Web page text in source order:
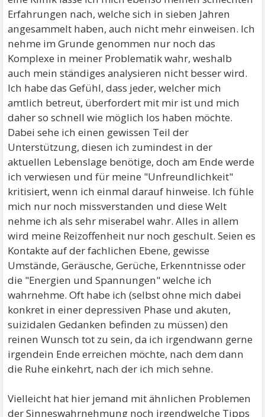
Erfahrungen nach, welche sich in sieben Jahren
angesammelt haben, auch nicht mehr einweisen. Ich
nehme im Grunde genommen nur noch das
Komplexe in meiner Problematik wahr, weshalb
auch mein ständiges analysieren nicht besser wird.
Ich habe das Gefühl, dass jeder, welcher mich
amtlich betreut, überfordert mit mir ist und mich
daher so schnell wie möglich los haben möchte.
Dabei sehe ich einen gewissen Teil der
Unterstützung, diesen ich zumindest in der
aktuellen Lebenslage benötige, doch am Ende werde
ich verwiesen und für meine "Unfreundlichkeit"
kritisiert, wenn ich einmal darauf hinweise. Ich fühle
mich nur noch missverstanden und diese Welt
nehme ich als sehr miserabel wahr. Alles in allem
wird meine Reizoffenheit nur noch geschult. Seien es
Kontakte auf der fachlichen Ebene, gewisse
Umstände, Geräusche, Gerüche, Erkenntnisse oder
die "Energien und Spannungen" welche ich
wahrnehme. Oft habe ich (selbst ohne mich dabei
konkret in einer depressiven Phase und akuten,
suizidalen Gedanken befinden zu müssen) den
reinen Wunsch tot zu sein, da ich irgendwann gerne
irgendein Ende erreichen möchte, nach dem dann
die Ruhe einkehrt, nach der ich mich sehne.
Vielleicht hat hier jemand mit ähnlichen Problemen
der Sinneswahrnehmung noch irgendwelche Tipps